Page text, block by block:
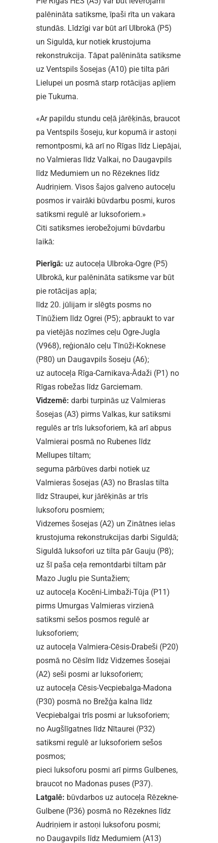
palēnināta satiksme, īpaši rīta un vakara
stundās. Līdzīgi var būt arī Ulbrokā (P5)
un Siguldā, kur notiek krustojuma
rekonstrukcija. Tāpat palēnināta satiksme
uz Ventspils šosejas (A10) pie tilta pāri
Lielupei un posmā starp rotācijas apļiem
pie Tukuma.
«Ar papildu stundu ceļā jārēķinās, braucot
pa Ventspils šoseju, kur kopumā ir astoņi
remontposmi, kā arī no Rīgas līdz Liepājai,
no Valmieras līdz Valkai, no Daugavpils
līdz Medumiem un no Rēzeknes līdz
Audriņiem. Visos šajos galveno autoceļu
posmos ir vairāki būvdarbu posmi, kuros
satiksmi regulē ar luksoforiem.»
Citi satiksmes ierobežojumi būvdarbu
laikā:
Pierīgā: uz autoceļa Ulbroka-Ogre (P5)
Ulbrokā, kur palēnināta satiksme var būt
pie rotācijas apļa;
līdz 20. jūlijam ir slēgts posms no
Tīnūžiem līdz Ogrei (P5); apbraukt to var
pa vietējās nozīmes ceļu Ogre-Jugla
(V968), reģionālo ceļu Tīnūži-Koknese
(P80) un Daugavpils šoseju (A6);
uz autoceļa Rīga-Carnikava-Ādaži (P1) no
Rīgas robežas līdz Garciemam.
Vidzemē: darbi turpinās uz Valmieras
šosejas (A3) pirms Valkas, kur satiksmi
regulēs ar trīs luksoforiem, kā arī abpus
Valmierai posmā no Rubenes līdz
Mellupes tiltam;
seguma pārbūves darbi notiek uz
Valmieras šosejas (A3) no Braslas tilta
līdz Straupei, kur jārēķinās ar trīs
luksoforu posmiem;
Vidzemes šosejas (A2) un Zinātnes ielas
krustojuma rekonstrukcijas darbi Siguldā;
Siguldā luksofori uz tilta pār Gauju (P8);
uz šī paša ceļa remontdarbi tiltam pār
Mazo Juglu pie Suntažiem;
uz autoceļa Kocēni-Limbaži-Tūja (P11)
pirms Umurgas Valmieras virzienā
satiksmi sešos posmos regulē ar
luksoforiem;
uz autoceļa Valmiera-Cēsis-Drabeši (P20)
posmā no Cēsīm līdz Vidzemes šosejai
(A2) seši posmi ar luksoforiem;
uz autoceļa Cēsis-Vecpiebalga-Madona
(P30) posmā no Brežģa kalna līdz
Vecpiebalgai trīs posmi ar luksoforiem;
no Augšlīgatnes līdz Nītaurei (P32)
satiksmi regulē ar luksoforiem sešos
posmos;
pieci luksoforu posmi arī pirms Gulbenes,
braucot no Madonas puses (P37).
Latgalē: būvdarbos uz autoceļa Rēzekne-
Gulbene (P36) posmā no Rēzeknes līdz
Audriņiem ir astoņi luksoforu posmi;
no Daugavpils līdz Medumiem (A13)